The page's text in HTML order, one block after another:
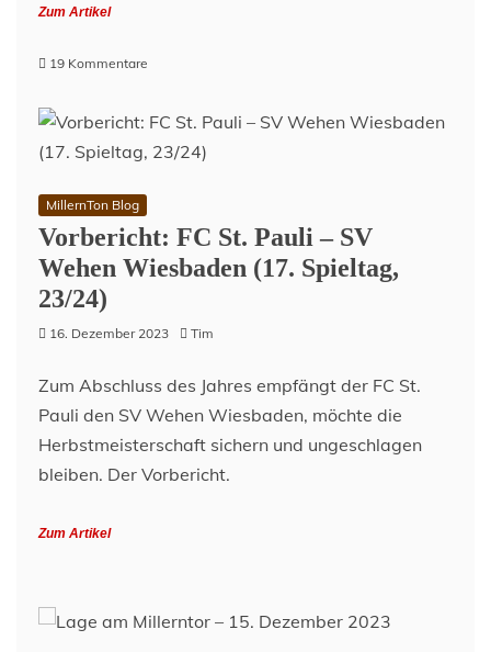
Zum Artikel
19 Kommentare
Adventskalender
MillernTon Blog
Vorbericht: FC St. Pauli – SV
Wehen Wiesbaden (17. Spieltag,
23/24)
16. Dezember 2023 Tim
Zum Abschluss des Jahres empfängt der FC St.
Pauli den SV Wehen Wiesbaden, möchte die
Herbstmeisterschaft sichern und ungeschlagen
bleiben. Der Vorbericht.
Zum Artikel